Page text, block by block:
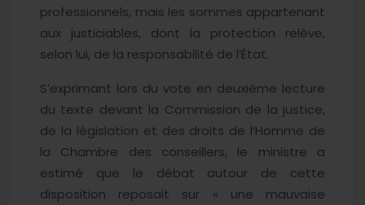
professionnels, mais les sommes appartenant
aux justiciables, dont la protection relève,
selon lui, de la responsabilité de l’État.
S’exprimant lors du vote en deuxième lecture
du texte devant la Commission de la justice,
de la législation et des droits de l’Homme de
la Chambre des conseillers, le ministre a
estimé que le débat autour de cette
disposition reposait sur « une mauvaise